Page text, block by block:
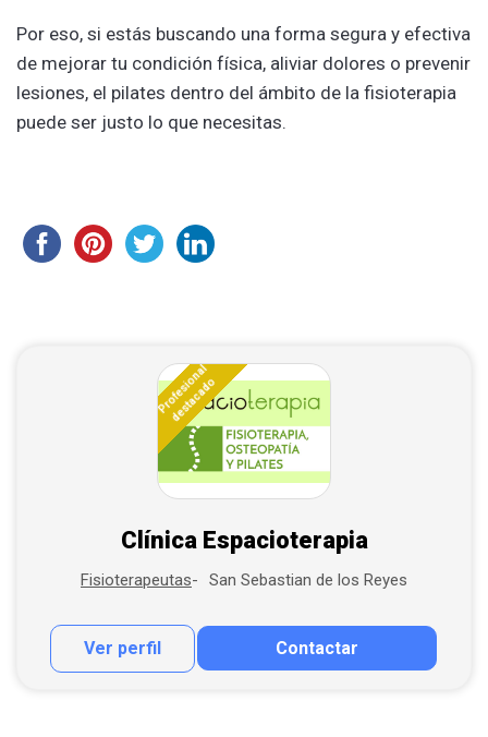
Por eso, si estás buscando una forma segura y efectiva
de mejorar tu condición física, aliviar dolores o prevenir
lesiones, el pilates dentro del ámbito de la fisioterapia
puede ser justo lo que necesitas.
Profesional
destacado
Clínica Espacioterapia
Fisioterapeutas San Sebastian de los Reyes
Ver perfil Contactar
Contactar por correo